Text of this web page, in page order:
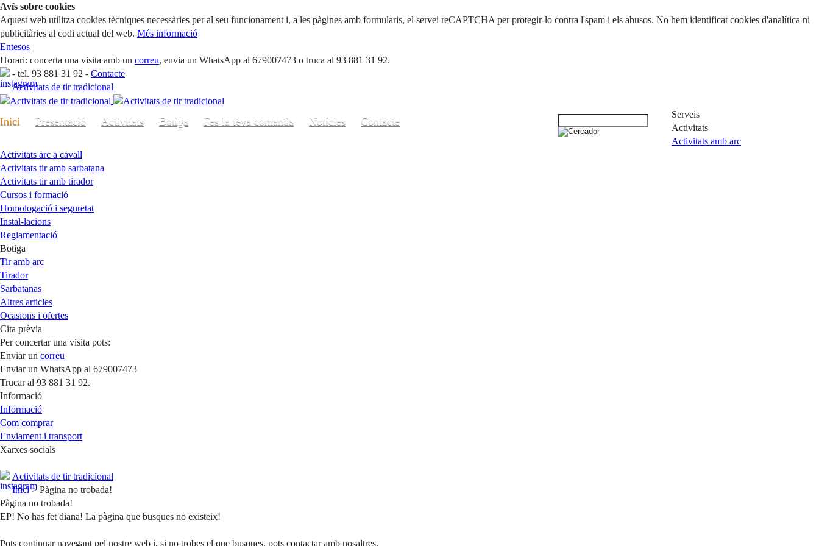
Avís sobre cookies
Aquest web utilitza cookies tècniques necessàries per al seu funcionament i, a les pàgines amb formularis, el servei reCAPTCHA per protegir-lo contra l'spam i els abusos. No hem identificat cookies d'analítica ni
publicitàries al codi actual del web. Més informació
Entesos
Horari: concerta una visita amb un correu, envia un WhatsApp al 679007473 o truca al 93 881 31 92.
- tel. 93 881 31 92 - Contacte
Activitats de tir tradicional
Inici Presentació Activitats Botiga Fes la teva comanda Notícies Contacte
Serveis
Activitats
Activitats amb arc
Activitats arc a cavall
Activitats tir amb sarbatana
Activitats tir amb tirador
Cursos i formació
Homologació i seguretat
Instal-lacions
Reglamentació
Botiga
Tir amb arc
Tirador
Sarbatanas
Altres articles
Ocasions i ofertes
Cita prèvia
Per concertar una visita pots:
Enviar un correu
Enviar un WhatsApp al 679007473
Trucar al 93 881 31 92.
Informació
Informació
Com comprar
Enviament i transport
Xarxes socials
Activitats de tir tradicional
Inici> Pàgina no trobada!
Pàgina no trobada!
EP! No has fet diana! La pàgina que busques no existeix!
Pots continuar navegant pel nostre web i, si no trobes el que busques, pots contactar amb nosaltres.